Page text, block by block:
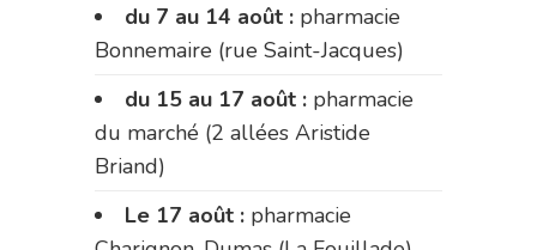
du 7 au 14 août : pharmacie
Bonnemaire (rue Saint-Jacques)
du 15 au 17 août : pharmacie
du marché (2 allées Aristide
Briand)
Le 17 août : pharmacie